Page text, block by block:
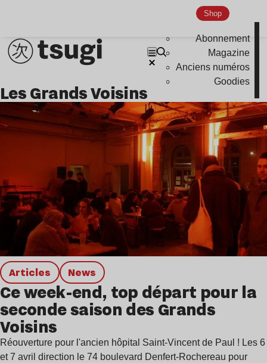
Shop
Abonnement
Magazine
Anciens numéros
Goodies
Les Grands Voisins
Articles news
Ce week-end, top départ pour la
seconde saison des Grands
Voisins
Réouverture pour l'ancien hôpital Saint-Vincent de Paul ! Les 6
et 7 avril direction le 74 boulevard Denfert-Rochereau pour